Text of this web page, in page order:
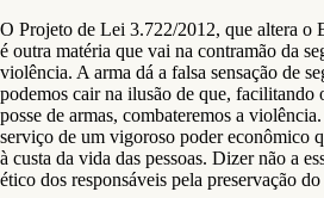
O Projeto de Lei 3.722/2012, que altera o
é outra matéria que vai na contramão da
violência. A arma dá a falsa sensação de
podemos cair na ilusão de que, facilitando
posse de armas, combateremos a
serviço de um vigoroso poder econômico
à custa da vida das pessoas. Dizer não a
ético dos responsáveis pela preservação